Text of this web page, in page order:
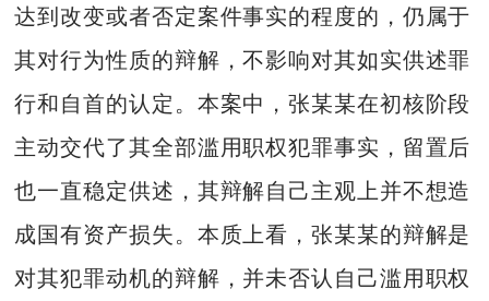
达到改变或者否定案件事实的程度的，仍属于
其对行为性质的辩解，不影响对其如实供述罪
行和自首的认定。本案中，张某某在初核阶段
主动交代了其全部滥用职权犯罪事实，留置后
也一直稳定供述，其辩解自己主观上并不想造
成国有资产损失。本质上看，张某某的辩解是
对其犯罪动机的辩解，并未否认自己滥用职权